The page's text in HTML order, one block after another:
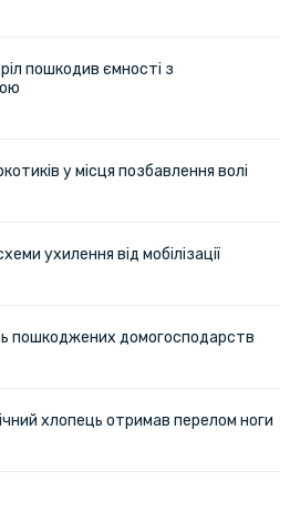
пошкодив ємності з
у місця позбавлення волі
ухилення від мобілізації
пошкоджених домогосподарств
хлопець отримав перелом ноги